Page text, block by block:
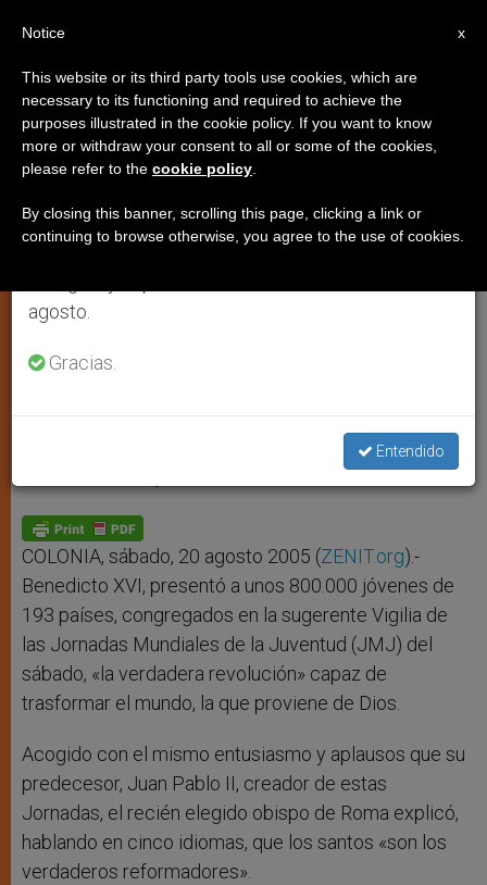
Benedicto XVI presenta a los
jóvenes «la verdadera
revolución»
La que proviene de Dios, aclara en la
W
s
p
p
M
e
g
e
r
F
b
o
k
T
t
S
e
COLONIA, sábado, 20 agosto 2005 (ZENIT.org).-
Benedicto XVI, presentó a unos 800.000 jóvenes de
193 países, congregados en la sugerente Vigilia de
las Jornadas Mundiales de la Juventud (JMJ) del
sábado, «la verdadera revolución» capaz de
trasformar el mundo, la que proviene de Dios.
Acogido con el mismo entusiasmo y aplausos que su
predecesor, Juan Pablo II, creador de estas
Jornadas, el recién elegido obispo de Roma explicó,
hablando en cinco idiomas, que los santos «son los
verdaderos reformadores».
×
Aviso importante
Del 27 de julio al 7 de agosto haremos la pausa
anual, aprovechando que en el periodo de verano
se generan menos informaciones y también el
agosto.
Gracias.
Entendido
x
Notice
This website or its third party tools use cookies, which are
necessary to its functioning and required to achieve the
purposes illustrated in the cookie policy. If you want to know
more or withdraw your consent to all or some of the cookies,
please refer to the cookie policy
By closing this banner, scrolling this page, clicking a link or
continuing to browse otherwise, you agree to the use of cookies.